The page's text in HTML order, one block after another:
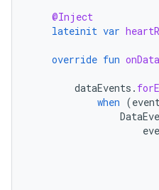
@Inject
lateinit var
override fun
dataEvents .
when (